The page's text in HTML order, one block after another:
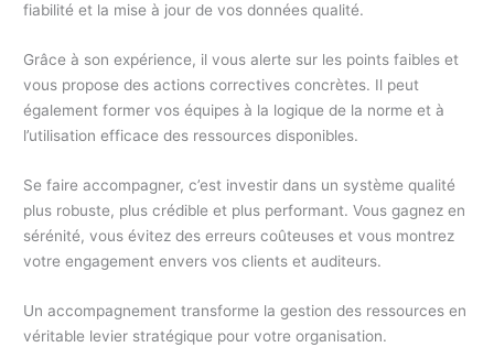
fiabilité et la mise à jour de vos données qualité.
Grâce à son expérience, il vous alerte sur les points faibles et
vous propose des actions correctives concrètes. Il peut
également former vos équipes à la logique de la norme et à
l’utilisation efficace des ressources disponibles.
Se faire accompagner, c’est investir dans un système qualité
plus robuste, plus crédible et plus performant. Vous gagnez en
sérénité, vous évitez des erreurs coûteuses et vous montrez
votre engagement envers vos clients et auditeurs.
Un accompagnement transforme la gestion des ressources en
véritable levier stratégique pour votre organisation.